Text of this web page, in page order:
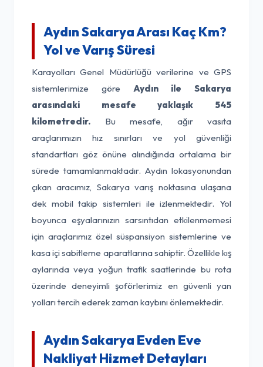
Aydın Sakarya Arası Kaç Km?
Yol ve Varış Süresi
Karayolları Genel Müdürlüğü verilerine ve GPS
sistemlerimize göre Aydın ile Sakarya
arasındaki mesafe yaklaşık 545
kilometredir. Bu mesafe, ağır vasıta
araçlarımızın hız sınırları ve yol güvenliği
standartları göz önüne alındığında ortalama bir
sürede tamamlanmaktadır. Aydın lokasyonundan
çıkan aracımız, Sakarya varış noktasına ulaşana
dek mobil takip sistemleri ile izlenmektedir. Yol
boyunca eşyalarınızın sarsıntıdan etkilenmemesi
için araçlarımız özel süspansiyon sistemlerine ve
kasa içi sabitleme aparatlarına sahiptir. Özellikle kış
aylarında veya yoğun trafik saatlerinde bu rota
üzerinde deneyimli şoförlerimiz en güvenli yan
yolları tercih ederek zaman kaybını önlemektedir.
Aydın Sakarya Evden Eve
Nakliyat Hizmet Detayları